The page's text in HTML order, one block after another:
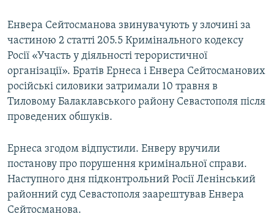
Енвера Сейтосманова звинувачують у злочині за
частиною 2 статті 205.5 Кримінального кодексу
Росії «Участь у діяльності терористичної
організації». Братів Ернеса і Енвера Сейтосманових
російські силовики затримали 10 травня в
Тиловому Балаклавського району Севастополя після
проведених обшуків.
Ернеса згодом відпустили. Енверу вручили
постанову про порушення кримінальної справи.
Наступного дня підконтрольний Росії Ленінський
районний суд Севастополя заарештував Енвера
Сейтосманова.